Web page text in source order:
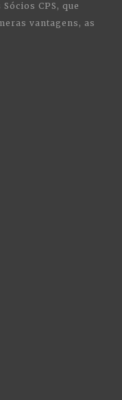
CPS, que
vantagens, as